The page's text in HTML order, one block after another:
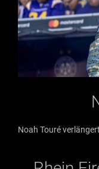
Noah Touré